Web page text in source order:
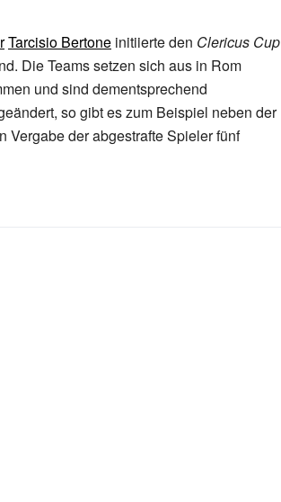
Tarcisio Bertone initiierte den Clericus Cup
Die Teams setzen sich aus in Rom
und sind dementsprechend
so gibt es zum Beispiel neben der
Vergabe der abgestrafte Spieler fünf